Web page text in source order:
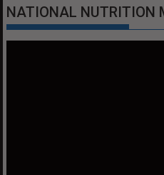
NATIONAL NUTRITION